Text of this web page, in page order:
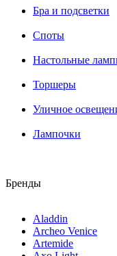
Бра и подсветки
Споты
Настольные
Торшеры
Уличное
Лампочки
Бренды
Aladdin
Archeo Venice
Artemide